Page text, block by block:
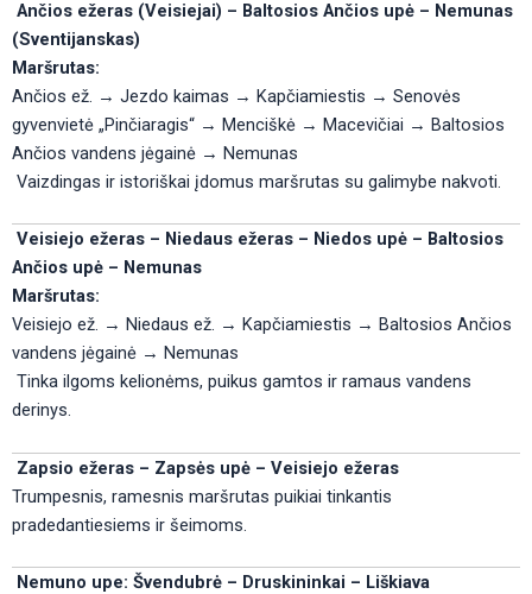
Ančios ežeras (Veisiejai) – Baltosios Ančios upė – Nemunas
(Sventijanskas)
Maršrutas:
Ančios ež. → Jezdo kaimas → Kapčiamiestis → Senovės
gyvenvietė „Pinčiaragis“ → Menciškė → Macevičiai → Baltosios
Ančios vandens jėgainė → Nemunas
Vaizdingas ir istoriškai įdomus maršrutas su galimybe nakvoti.
Veisiejo ežeras – Niedaus ežeras – Niedos upė – Baltosios
Ančios upė – Nemunas
Maršrutas:
Veisiejo ež. → Niedaus ež. → Kapčiamiestis → Baltosios Ančios
vandens jėgainė → Nemunas
Tinka ilgoms kelionėms, puikus gamtos ir ramaus vandens
derinys.
Zapsio ežeras – Zapsės upė – Veisiejo ežeras
Trumpesnis, ramesnis maršrutas puikiai tinkantis
pradedantiesiems ir šeimoms.
Nemuno upe: Švendubrė – Druskininkai – Liškiava